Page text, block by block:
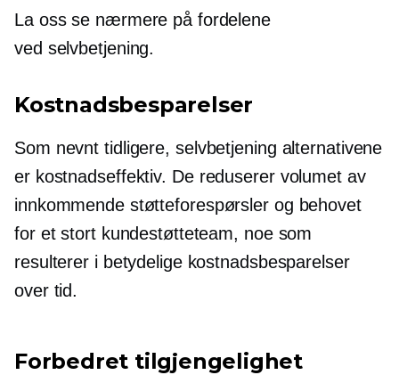
La oss se nærmere på fordelene
ved selvbetjening.
Kostnadsbesparelser
Som nevnt tidligere, selvbetjening alternativene
er kostnadseffektiv. De reduserer volumet av
innkommende støtteforespørsler og behovet
for et stort kundestøtteteam, noe som
resulterer i betydelige kostnadsbesparelser
over tid.
Forbedret tilgjengelighet